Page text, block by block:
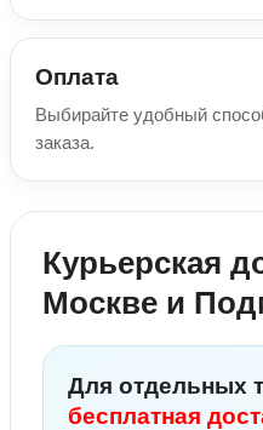
Оплата
Выбирайте удобный
заказа.
Курьерская
Москве и
Для отдельных
бесплатная